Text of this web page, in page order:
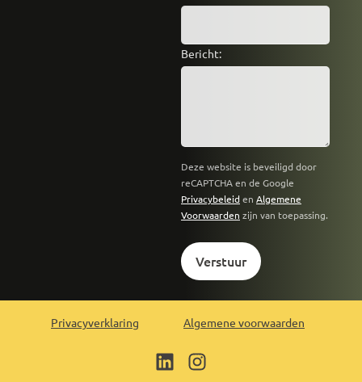
Bericht:
Deze website is beveiligd door
reCAPTCHA en de Google
Privacybeleiden Algemene
Voorwaarden zijn van toepassing.
Verstuur
Privacyverklaring Algemene voorwaarden